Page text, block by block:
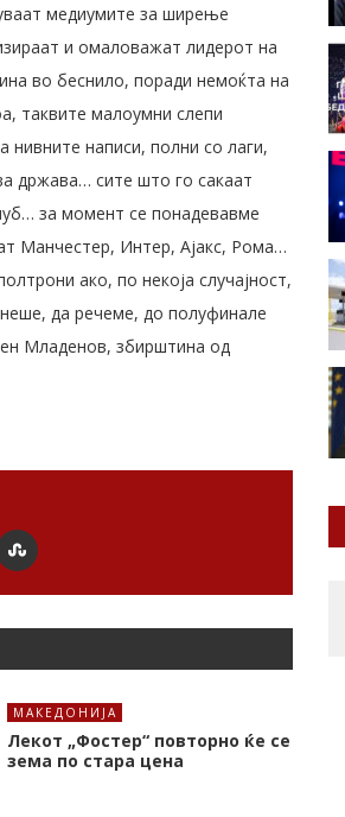
медиумите за ширење
и омаловажат лидерот на
во беснило, поради немоќта на
таквите малоумни слепи
написи, полни со лаги,
држава… сите што го сакаат
за момент се понадевавме
Манчестер, Интер, Ајакс, Рома…
ако, по некоја случајност,
да речеме, до полуфинале
Младенов, збирштина од
МАКЕДОНИЈА
Лекот „Фостер“ повторно ќе се
зема по стара цена